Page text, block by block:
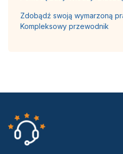
Zdobądź swoją wymarzoną
Kompleksowy przewodnik